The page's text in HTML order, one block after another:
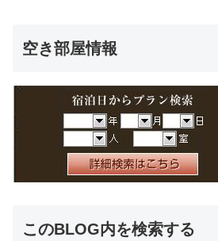
空き部屋情報
このBLOG内を検索する